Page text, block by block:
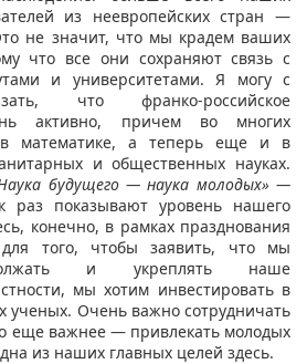
из неевропейских стран —
не значит, что мы крадем ваших
что все они сохраняют связь с
и университетами. Я могу с
что франко-российское
активно, причем во многих
в математике, а теперь еще и в
и общественных науках.
будущего — наука молодых» —
раз показывают уровень нашего
конечно, в рамках празднования
того, чтобы заявить, что мы
и укреплять наше
мы хотим инвестировать в
ученых. Очень важно сотрудничать
еще важнее — привлекать молодых
из наших главных целей здесь.